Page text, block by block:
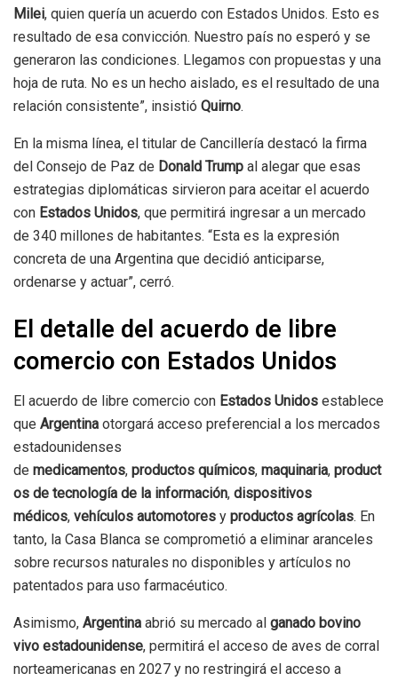
Milei, quien quería un acuerdo con Estados Unidos. Esto es
resultado de esa convicción. Nuestro país no esperó y se
generaron las condiciones. Llegamos con propuestas y una
hoja de ruta. No es un hecho aislado, es el resultado de una
relación consistente”, insistió Quirno.
En la misma línea, el titular de Cancillería destacó la firma
del Consejo de Paz de Donald Trump al alegar que esas
estrategias diplomáticas sirvieron para aceitar el acuerdo
con Estados Unidos, que permitirá ingresar a un mercado
de 340 millones de habitantes. “Esta es la expresión
concreta de una Argentina que decidió anticiparse,
ordenarse y actuar”, cerró.
El detalle del acuerdo de libre
comercio con Estados Unidos
El acuerdo de libre comercio con Estados Unidos establece
que Argentina otorgará acceso preferencial a los mercados
estadounidenses
de medicamentos, productos químicos, maquinaria, product
os de tecnología de la información, dispositivos
médicos, vehículos automotores y productos agrícolas. En
tanto, la Casa Blanca se comprometió a eliminar aranceles
sobre recursos naturales no disponibles y artículos no
patentados para uso farmacéutico.
Asimismo, Argentina abrió su mercado al ganado bovino
vivo estadounidense, permitirá el acceso de aves de corral
norteamericanas en 2027 y no restringirá el acceso a